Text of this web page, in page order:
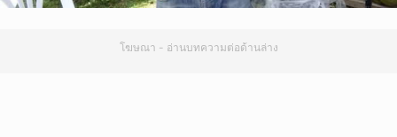
โฆษณา - อ่านบทความต่อด้านล่าง